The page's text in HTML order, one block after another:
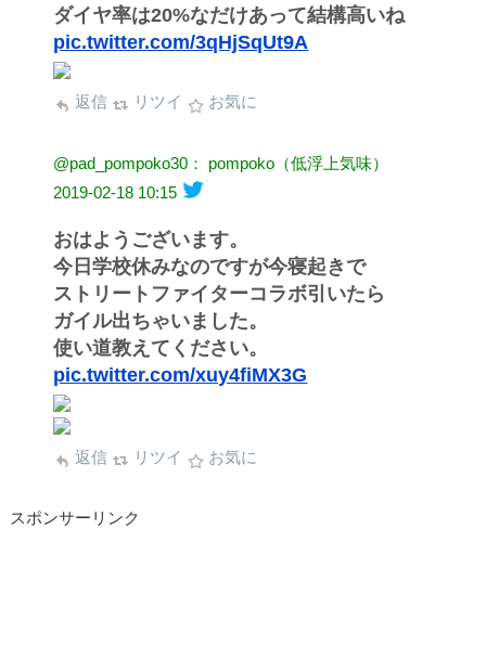
ダイヤ率は20%なだけあって結構高いね
pic.twitter.com/3qHjSqUt9A
返信 リツイ お気に
@pad_pompoko30： pompoko（低浮上気味）
2019-02-18 10:15
おはようございます。
今日学校休みなのですが今寝起きで
ストリートファイターコラボ引いたら
ガイル出ちゃいました。
使い道教えてください。
pic.twitter.com/xuy4fiMX3G
返信 リツイ お気に
スポンサーリンク